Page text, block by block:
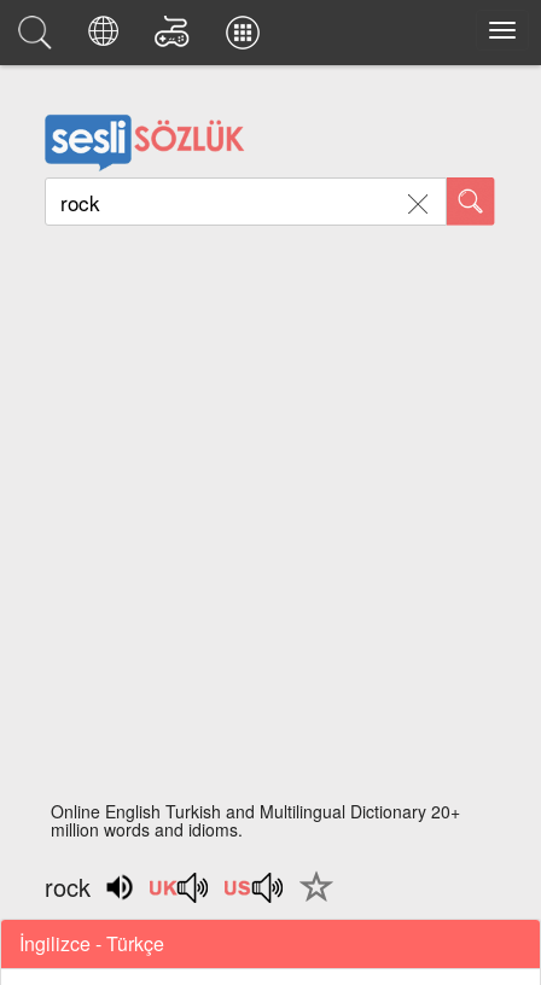
Online English Turkish and Multilingual Dictionary 20+
million words and idioms.
rock
İngilizce - Türkçe